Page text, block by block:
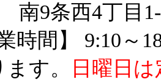
南9条西4丁目
業時間】 9:10～
す。
日曜日